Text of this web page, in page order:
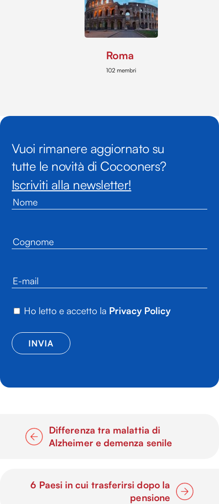
Roma
102 membri
Vuoi rimanere aggiornato su
tutte le novità di Cocooners?
Iscriviti alla newsletter!
Ho letto e accetto la Privacy Policy
Differenza tra malattia di
Alzheimer e demenza senile
6 Paesi in cui trasferirsi dopo la
pensione